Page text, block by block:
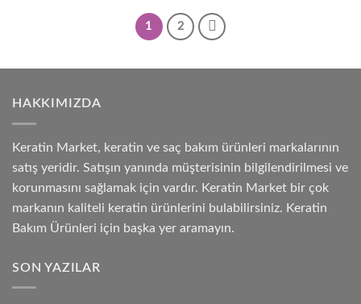
1 2
HAKKIMIZDA
Keratin Market, keratin ve saç bakım ürünleri markalarının
satış yeridir. Satışın yanında müşterisinin bilgilendirilmesi ve
korunmasını sağlamak için vardır. Keratin Market bir çok
markanın kaliteli keratin ürünlerini bulabilirsiniz. Keratin
Bakım Ürünleri için başka yer aramayın.
SON YAZILAR